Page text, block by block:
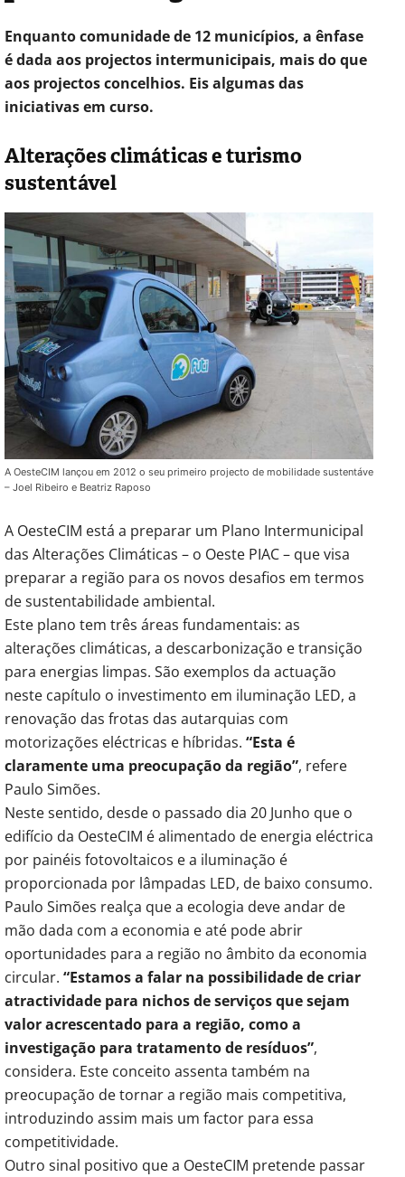
Enquanto comunidade de 12 municípios, a ênfase
é dada aos projectos intermunicipais, mais do que
aos projectos concelhios. Eis algumas das
iniciativas em curso.
Alterações climáticas e turismo
sustentável
A OesteCIM lançou em 2012 o seu primeiro projecto de mobilidade sustentáve
– Joel Ribeiro e Beatriz Raposo
A OesteCIM está a preparar um Plano Intermunicipal
das Alterações Climáticas – o Oeste PIAC – que visa
preparar a região para os novos desafios em termos
de sustentabilidade ambiental.
Este plano tem três áreas fundamentais: as
alterações climáticas, a descarbonização e transição
para energias limpas. São exemplos da actuação
neste capítulo o investimento em iluminação LED, a
renovação das frotas das autarquias com
motorizações eléctricas e híbridas. “Esta é
claramente uma preocupação da região”, refere
Paulo Simões.
Neste sentido, desde o passado dia 20 Junho que o
edifício da OesteCIM é alimentado de energia eléctrica
por painéis fotovoltaicos e a iluminação é
proporcionada por lâmpadas LED, de baixo consumo.
Paulo Simões realça que a ecologia deve andar de
mão dada com a economia e até pode abrir
oportunidades para a região no âmbito da economia
circular. “Estamos a falar na possibilidade de criar
atractividade para nichos de serviços que sejam
valor acrescentado para a região, como a
investigação para tratamento de resíduos”,
considera. Este conceito assenta também na
preocupação de tornar a região mais competitiva,
introduzindo assim mais um factor para essa
competitividade.
Outro sinal positivo que a OesteCIM pretende passar